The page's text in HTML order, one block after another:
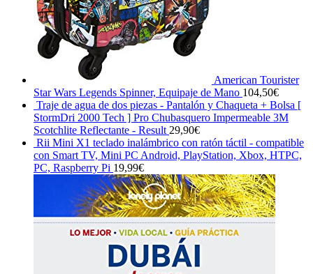
American Tourister
Star Wars Legends Spinner, Equipaje de Mano 104,50€
Traje de agua de dos piezas - Pantalón y Chaqueta + Bolsa [
StormDri 2000 Tech ] Pro Chubasquero Impermeable 3M
Scotchlite Reflectante - Result 29,90€
Rii Mini X1 teclado inalámbrico con ratón táctil - compatible
con Smart TV, Mini PC Android, PlayStation, Xbox, HTPC,
PC, Raspberry Pi 19,99€